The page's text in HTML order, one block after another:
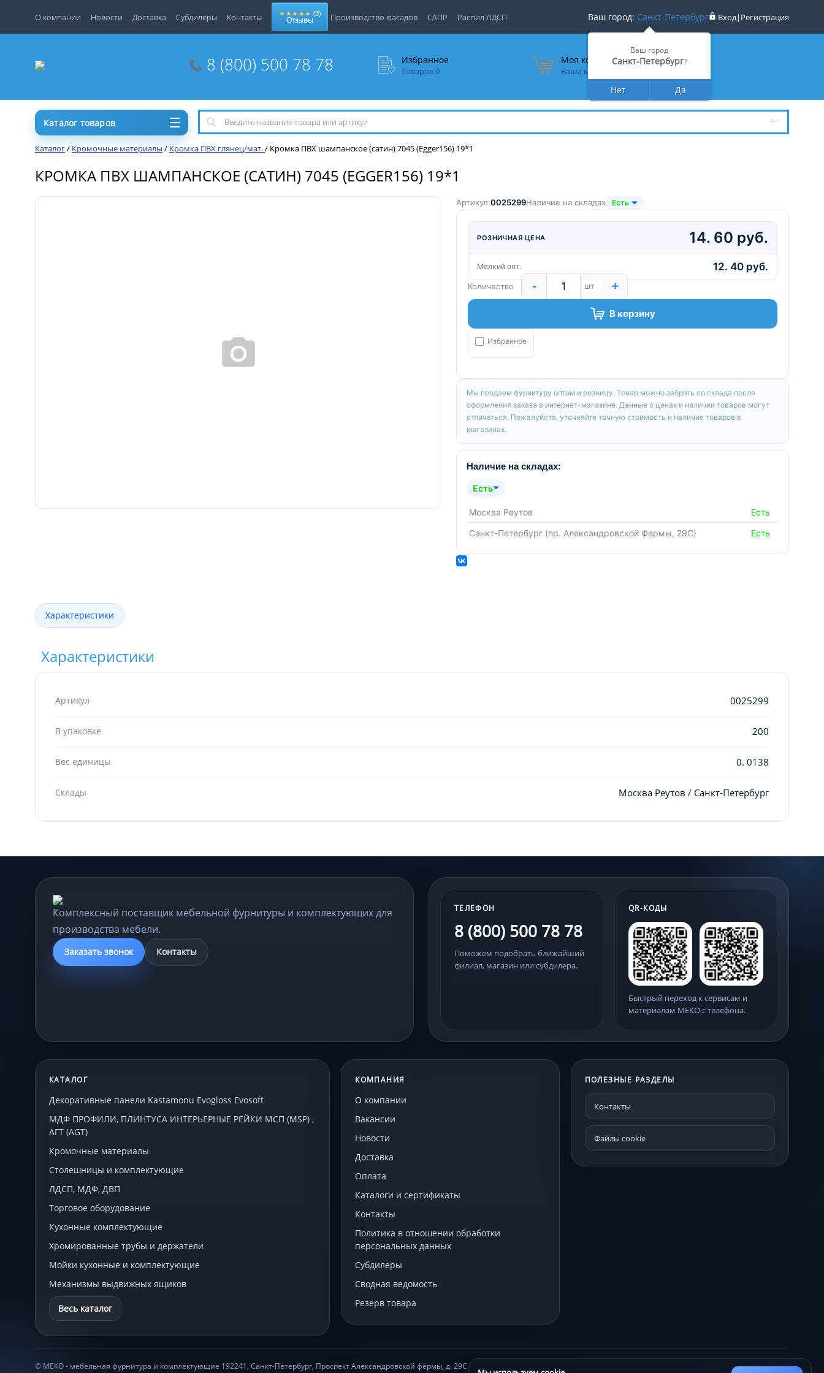
Ваш город: Санкт-Петербург
Ваш город
Санкт-Петербург?
Нет Да
Вход| Регистрация
О компании Новости Доставка Субдилеры Контакты ★★★★★ (3)
Отзывы Производство фасадов САПР Распил ЛДСП
8 (800) 500 78 78 Избранное
Товаров0
Моя корзина
Ваша корзина пуста
Каталог товаров
Каталог/ Кромочные материалы / Кромка ПВХ глянец/мат./ Кромка ПВХ шампанское (сатин) 7045 (Egger156) 19*1
КРОМКА ПВХ ШАМПАНСКОЕ (САТИН) 7045 (EGGER156) 19*1
Артикул:0025299Наличие на складах Есть
РОЗНИЧНАЯ ЦЕНА 14. 60 руб.
Мелкий опт. 12. 40 руб.
Количество - шт +
В корзину
Избранное
Мы продаем фурнитуру оптом и розницу. Товар можно забрать со склада после
оформления заказа в интернет-магазине. Данные о ценах и наличии товаров могут
отличаться. Пожалуйста, уточняйте точную стоимость и наличие товаров в
магазинах.
Наличие на складах:
Есть
Москва Реутов
Есть
Санкт-Петербург (пр. Александровской Фермы, 29С)
Есть
Характеристики
Характеристики
Артикул 0025299
В упаковке 200
Вес единицы 0. 0138
Склады Москва Реутов / Санкт-Петербург
Комплексный поставщик мебельной фурнитуры и комплектующих для
производства мебели.
Заказать звонок Контакты
ТЕЛЕФОН
8 (800) 500 78 78
Поможем подобрать ближайший
филиал, магазин или субдилера.
QR-КОДЫ
Быстрый переход к сервисам и
материалам МЕКО с телефона.
КАТАЛОГ
Декоративные панели Kastamonu Evogloss Evosoft
МДФ ПРОФИЛИ, ПЛИНТУСА ИНТЕРЬЕРНЫЕ РЕЙКИ МСП (MSP) ,
АГТ (AGT)
Кромочные материалы
Столешницы и комплектующие
ЛДСП, МДФ, ДВП
Торговое оборудование
Кухонные комплектующие
Хромированные трубы и держатели
Мойки кухонные и комплектующие
Механизмы выдвижных ящиков
Весь каталог
КОМПАНИЯ
О компании
Вакансии
Новости
Доставка
Оплата
Каталоги и сертификаты
Контакты
Политика в отношении обработки
персональных данных
Субдилеры
Сводная ведомость
Резерв товара
ПОЛЕЗНЫЕ РАЗДЕЛЫ
Контакты
Файлы cookie
© МЕКО - мебельная фурнитура и комплектующие 192241, Санкт-Петербург, Проспект Александровской фермы, д. 29С Файлы cookieКонтакты